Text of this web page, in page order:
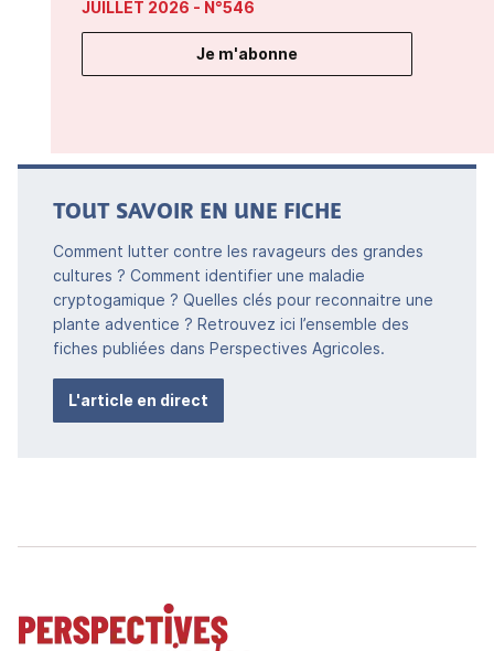
JUILLET 2026 - N°546
Je m'abonne
TOUT SAVOIR EN UNE FICHE
Comment lutter contre les ravageurs des grandes
cultures ? Comment identifier une maladie
cryptogamique ? Quelles clés pour reconnaitre une
plante adventice ? Retrouvez ici l’ensemble des
fiches publiées dans Perspectives Agricoles.
L'article en direct